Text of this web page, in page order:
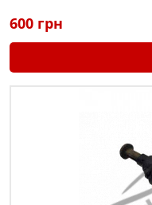
600 грн